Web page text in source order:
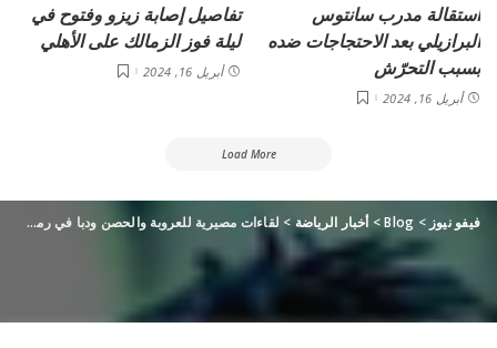
استقالة مدرب سانتوس
البرازيلي بعد الاحتجاجات ضده
بسبب التحرّش
أبريل 16, 2024
تفاصيل إصابة زيزو وفتوح في
ليلة فوز الزمالك على الأهلي
أبريل 16, 2024
Load More
فيفو نيوز >
Blog
> أخبار الرياضة > لقاءات مصيرية للعروبة والحصن ودبا في رمضان